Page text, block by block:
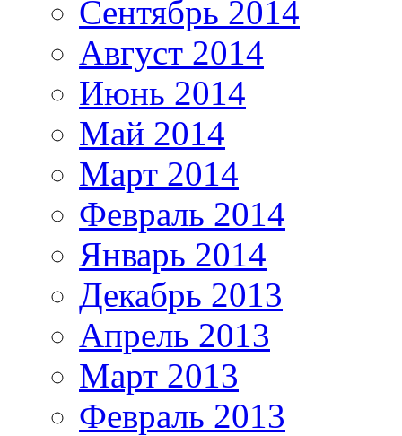
Сентябрь 2014
Август 2014
Июнь 2014
Май 2014
Март 2014
Февраль 2014
Январь 2014
Декабрь 2013
Апрель 2013
Март 2013
Февраль 2013